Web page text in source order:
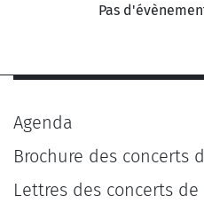
Pas
Agenda
Brochure des concerts
Lettres des concerts de